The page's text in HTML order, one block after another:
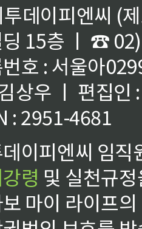
데이피엔씨 (
딩 15층 ㅣ ☎
호 : 서울아
상우 ㅣ 편집인
: 2951-4681
이피엔씨 임
령 및 실천규
마이 라이프